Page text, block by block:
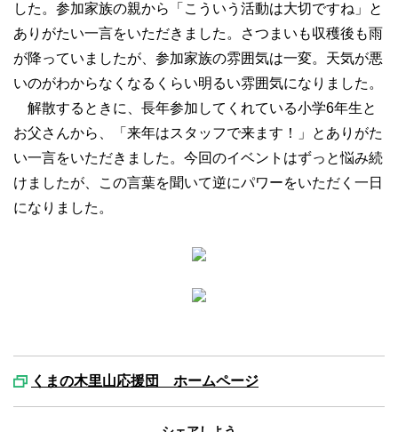
した。参加家族の親から「こういう活動は大切ですね」と
ありがたい一言をいただきました。さつまいも収穫後も雨
が降っていましたが、参加家族の雰囲気は一変。天気が悪
いのがわからなくなるくらい明るい雰囲気になりました。
解散するときに、長年参加してくれている小学6年生と
お父さんから、「来年はスタッフで来ます！」とありがた
い一言をいただきました。今回のイベントはずっと悩み続
けましたが、この言葉を聞いて逆にパワーをいただく一日
になりました。
くまの木里山応援団 ホームページ